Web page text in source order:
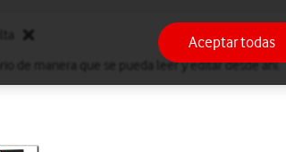
de manera que se pueda leer y editar desde ahí.
Aceptar todas